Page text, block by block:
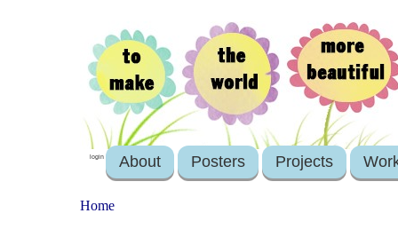
login About Posters Projects
Home